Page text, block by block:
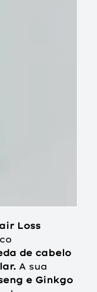
Loss
de cabelo
A sua
e Ginkgo